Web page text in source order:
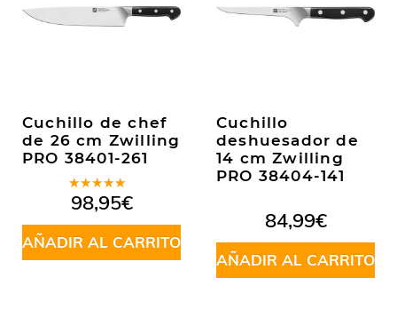
Cuchillo de chef
de 26 cm Zwilling
PRO 38401-261
Valorado
en5.00de
5
98,95€
AÑADIR AL CARRITO
Cuchillo
deshuesador de
14 cm Zwilling
PRO 38404-141
84,99€
AÑADIR AL CARRITO